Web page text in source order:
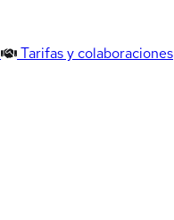
Tarifas y colaboraciones